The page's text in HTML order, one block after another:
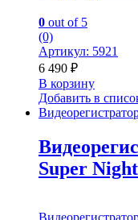
0 out of 5
(0)
Артикул: 5921
6 490 ₽
В корзину
Добавить в
Super